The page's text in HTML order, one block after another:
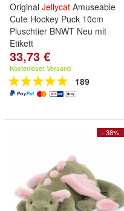
Original Jellycat Amuseable
Cute Hockey Puck 10cm
Pluschtier BNWT Neu mit
Etikett
33,73 €
Kostenloser Versand
189
- 38%